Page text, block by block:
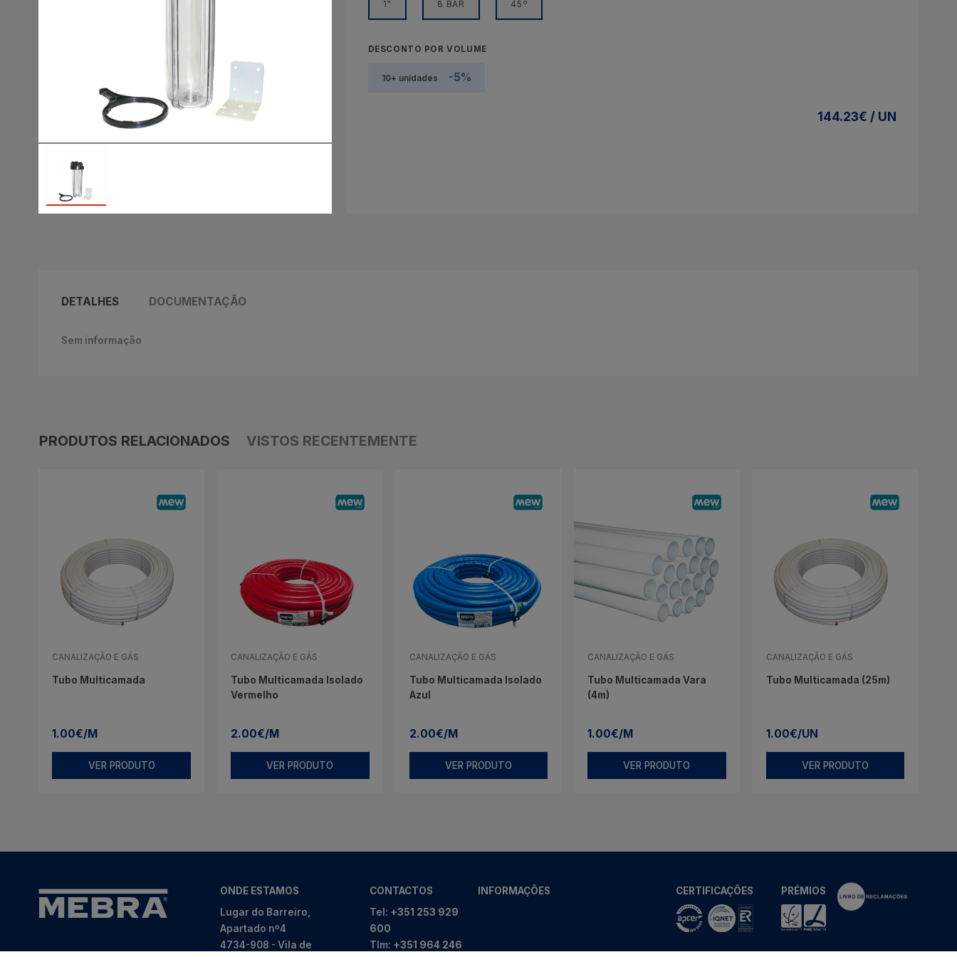
1" 8 BAR 45º
DESCONTO POR VOLUME
10+ unidades -5%
144.23€ / UN
DETALHES DOCUMENTAÇÃO
Sem informação
PRODUTOS RELACIONADOS VISTOS RECENTEMENTE
CANALIZAÇÃO E GÁS
Tubo Multicamada
1.00€/M
VER PRODUTO
CANALIZAÇÃO E GÁS
Tubo Multicamada Isolado
Vermelho
2.00€/M
VER PRODUTO
CANALIZAÇÃO E GÁS
Tubo Multicamada Isolado
Azul
2.00€/M
VER PRODUTO
CANALIZAÇÃO E GÁS
Tubo Multicamada Vara
(4m)
1.00€/M
VER PRODUTO
CANALIZAÇÃO E GÁS
Tubo Multicamada (25m)
1.00€/UN
VER PRODUTO
ONDE ESTAMOS
Lugar do Barreiro,
Apartado nº4
4734-908 - Vila de
CONTACTOS
Tel: +351 253 929
600
Tlm: +351 964 246
INFORMAÇÕES CERTIFICAÇÕES PRÉMIOS